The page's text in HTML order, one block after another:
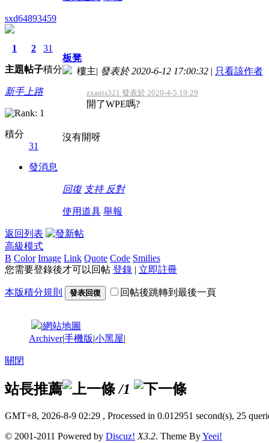
sxd64893459
1
主題
2
帖子
31
積分
新手上路
積分
31
發消息
板凳
樓主| 發表於 2020-6-12 17:00:32 | 只看該作者
zxants321 發表於 2020-4-5 19:29
開了WPE嗎?
沒有開呀
回復 支持 反對
使用道具 舉報
返回列表
高級模式
B Color Image Link Quote Code Smilies
您需要登錄後才可以回帖 登錄 | 立即註冊
本版積分規則 發表回復 回帖後跳轉到最後一頁
|網站地圖
Archiver|手機版|小黑屋|
關閉
站長推薦 /1
GMT+8, 2026-8-9 02:29 , Processed in 0.012951 second(s), 25
© 2001-2011 Powered by Discuz! X3.2. Theme ByYeei!